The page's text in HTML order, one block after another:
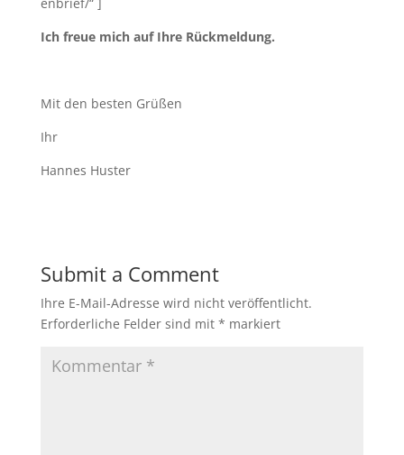
enbrief/“ ]
Ich freue mich auf Ihre Rückmeldung.
Mit den besten Grüßen
Ihr
Hannes Huster
Submit a Comment
Ihre E-Mail-Adresse wird nicht veröffentlicht.
Erforderliche Felder sind mit * markiert